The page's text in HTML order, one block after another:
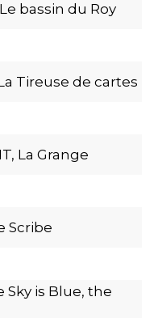
bassin du Roy
Tireuse de cartes
La Grange
Scribe
Sky is Blue, the